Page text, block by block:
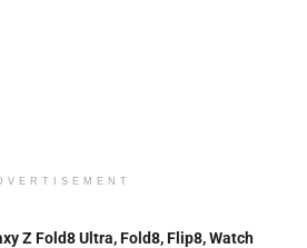
Z Fold8 Ultra, Fold8, Flip8, Watch